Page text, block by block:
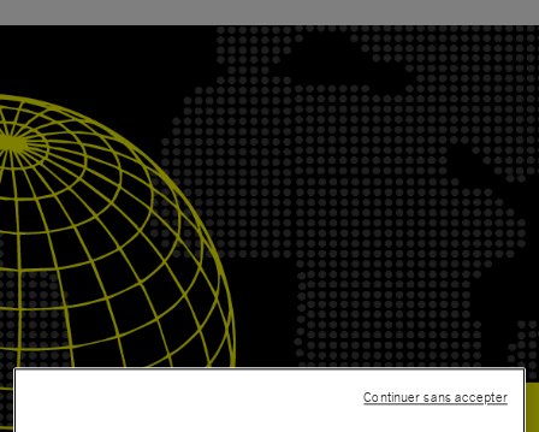
Continuer sans accepter